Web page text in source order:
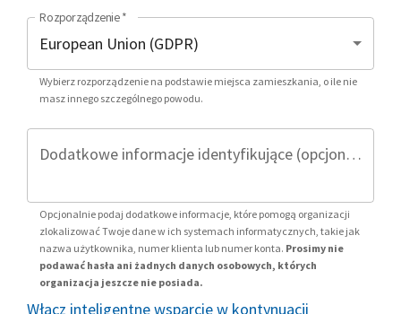
Rozporządzenie*
Wybierz rozporządzenie na podstawie miejsca zamieszkania, o ile nie
masz innego szczególnego powodu.
Dodatkowe informacje identyfikujące (opcjonalnie)
Opcjonalnie podaj dodatkowe informacje, które pomogą organizacji
zlokalizować Twoje dane w ich systemach informatycznych, takie jak
nazwa użytkownika, numer klienta lub numer konta. Prosimy nie
podawać hasła ani żadnych danych osobowych, których
organizacja jeszcze nie posiada.
Włącz inteligentne wsparcie w kontynuacji